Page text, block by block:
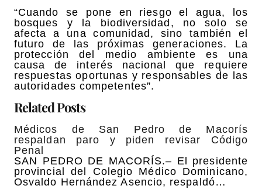
“Cuando se pone en riesgo el agua, los
bosques y la biodiversidad, no solo se
afecta a una comunidad, sino también el
futuro de las próximas generaciones. La
protección del medio ambiente es una
causa de interés nacional que requiere
respuestas oportunas y responsables de las
autoridades competentes”.
Related Posts
Médicos de San Pedro de Macorís
respaldan paro y piden revisar Código
Penal
SAN PEDRO DE MACORÍS.– El presidente
provincial del Colegio Médico Dominicano,
Osvaldo Hernández Asencio, respaldó…